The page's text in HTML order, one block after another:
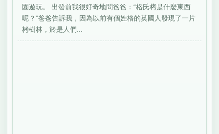
園遊玩。 出發前我很好奇地問爸爸：“格氏栲是什麼東西
呢？”爸爸告訴我，因為以前有個姓格的英國人發現了一片
栲樹林，於是人們...